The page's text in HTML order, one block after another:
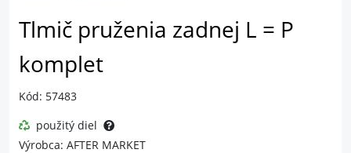
Tlmič pruženia zadnej L = P
komplet
Kód: 57483
použitý diel
Výrobca: AFTER MARKET